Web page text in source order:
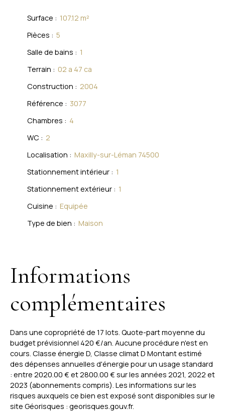
Surface : 107.12 m²
Pièces : 5
Salle de bains : 1
Terrain : 02 a 47 ca
Construction : 2004
Référence : 3077
Chambres : 4
WC : 2
Localisation : Maxilly-sur-Léman 74500
Stationnement intérieur : 1
Stationnement extérieur : 1
Cuisine : Equipée
Type de bien : Maison
Informations
complémentaires
Dans une copropriété de 17 lots. Quote-part moyenne du
budget prévisionnel 420 €/an. Aucune procédure n'est en
cours. Classe énergie D, Classe climat D Montant estimé
des dépenses annuelles d'énergie pour un usage standard
: entre 2020.00 € et 2800.00 € sur les années 2021, 2022 et
2023 (abonnements compris). Les informations sur les
risques auxquels ce bien est exposé sont disponibles sur le
site Géorisques : georisques.gouv.fr.